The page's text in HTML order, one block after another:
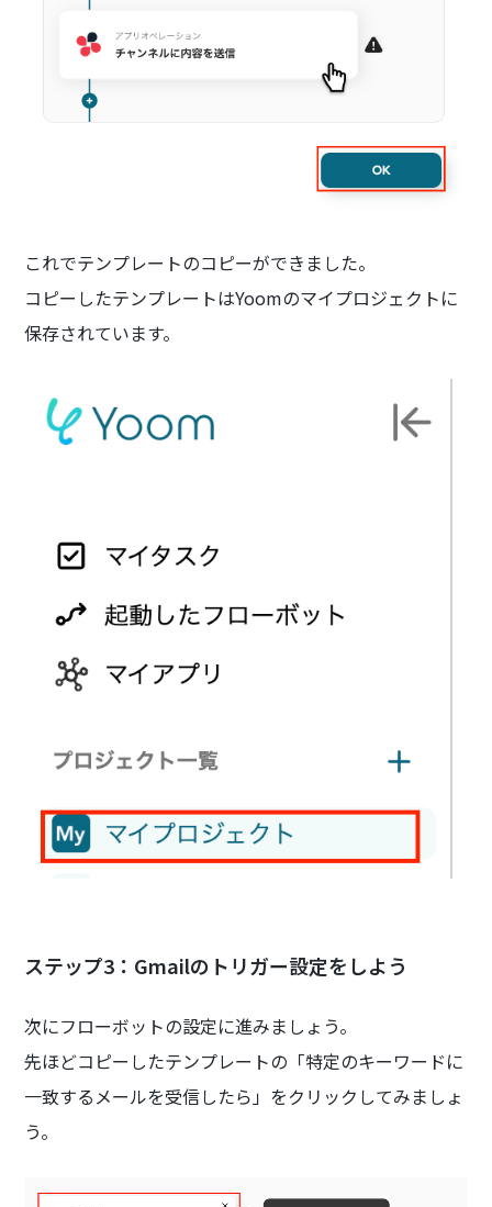
これでテンプレートのコピーができました。
コピーしたテンプレートはYoomのマイプロジェクトに
保存されています。
ステップ3：Gmailのトリガー設定をしよう
次にフローボットの設定に進みましょう。
先ほどコピーしたテンプレートの「特定のキーワードに
一致するメールを受信したら」をクリックしてみましょ
う。